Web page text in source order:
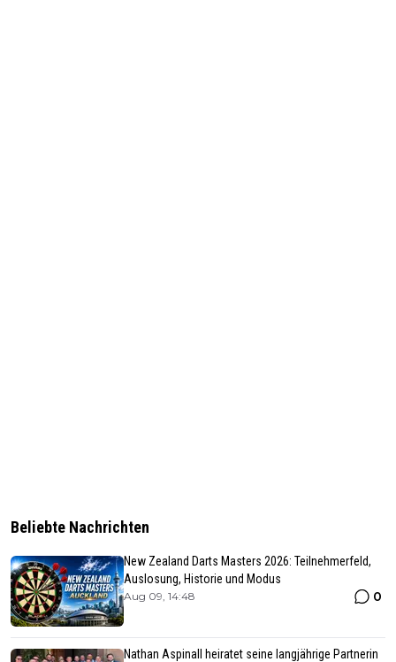
Beliebte Nachrichten
New Zealand Darts Masters 2026: Teilnehmerfeld,
Auslosung, Historie und Modus
Aug 09, 14:48 0
Nathan Aspinall heiratet seine langjährige Partnerin